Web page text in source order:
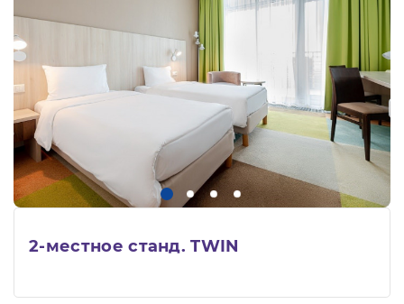
2-местное станд. TWIN